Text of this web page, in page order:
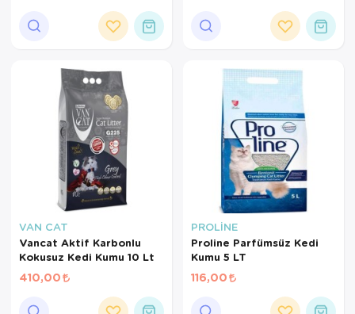
VAN CAT
Vancat Aktif Karbonlu
Kokusuz Kedi Kumu 10 Lt
410,00
PROLİNE
Proline Parfümsüz Kedi
Kumu 5 LT
116,00